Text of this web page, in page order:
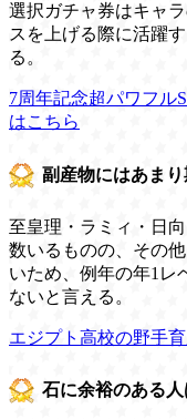
選択ガチャ券はキャ
スを上げる際に活躍
る。
7周年記念超パワフル
はこちら
副産物にはあま
至皇理・ラミィ・日
数いるものの、その
いため、例年の年1レ
ないと言える。
エジプト高校の野手
石に余裕のある